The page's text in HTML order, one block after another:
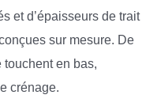
et d’épaisseurs de trait
sur mesure. De
touchent en bas,
crénage.